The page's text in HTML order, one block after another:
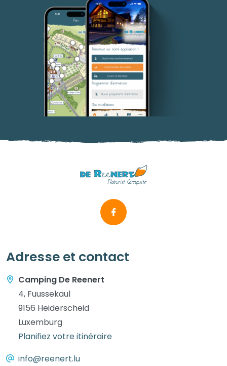
Adresse et contact
Camping De Reenert
4, Fuussekaul
9156 Heiderscheid
Luxemburg
Planifiez votre itinéraire
info@reenert.lu